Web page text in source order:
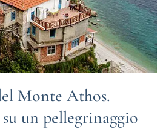
Monte Athos.
un pellegrinaggio